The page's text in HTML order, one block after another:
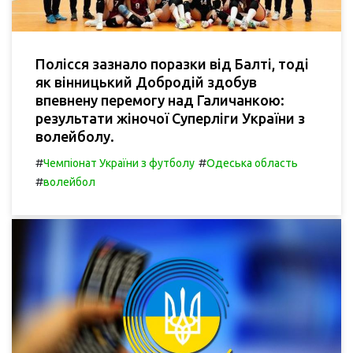
Полісся зазнало поразки від Балті, тоді
як вінницький Добродій здобув
впевнену перемогу над Галичанкою:
результати жіночої Суперліги України з
волейболу.
#Чемпіонат України з футболу #Одеська область
#волейбол